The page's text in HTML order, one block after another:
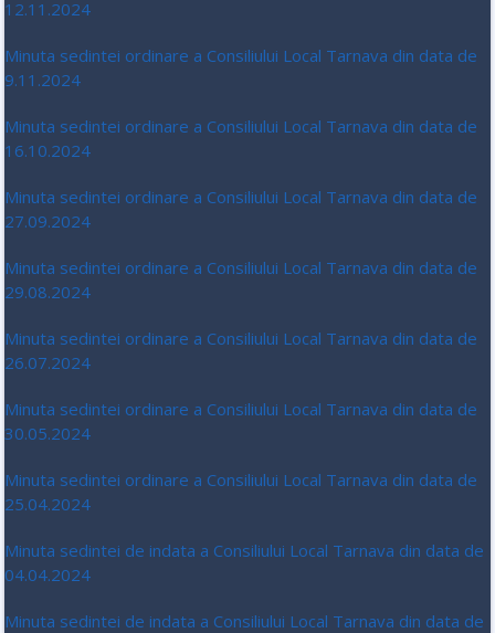
12.11.2024
Minuta sedintei ordinare a Consiliului Local Tarnava din data de
9.11.2024
Minuta sedintei ordinare a Consiliului Local Tarnava din data de
16.10.2024
Minuta sedintei ordinare a Consiliului Local Tarnava din data de
27.09.2024
Minuta sedintei ordinare a Consiliului Local Tarnava din data de
29.08.2024
Minuta sedintei ordinare a Consiliului Local Tarnava din data de
26.07.2024
Minuta sedintei ordinare a Consiliului Local Tarnava din data de
30.05.2024
Minuta sedintei ordinare a Consiliului Local Tarnava din data de
25.04.2024
Minuta sedintei de indata a Consiliului Local Tarnava din data de
04.04.2024
Minuta sedintei de indata a Consiliului Local Tarnava din data de